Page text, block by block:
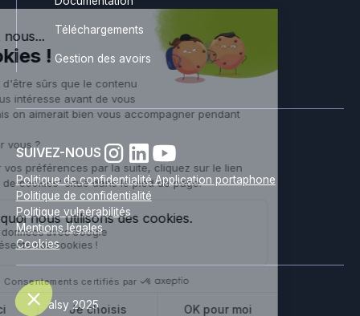
Téléchargements
Gestion des avoirs
Politique de confidentialité Application portaphone
Politique de confidentialité
Politique vulnérabilités
Mentions légales
Cookies
SUIVEZ-NOUS
© Noralsy 2025